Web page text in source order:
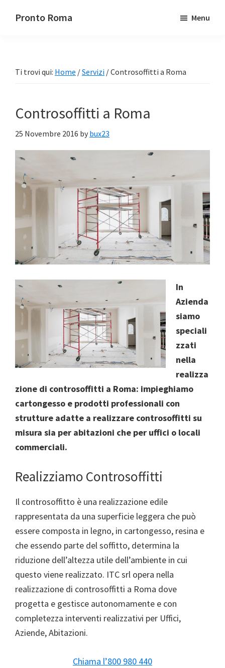
Pronto Roma Menu
Ti trovi qui: Home /Servizi /Controsoffitti a Roma
Controsoffitti a Roma
25 Novembre 2016 by bux23
In
Azienda
siamo
speciali
zzati
nella
realizza
zione di controsoffitti a Roma: impieghiamo
cartongesso e prodotti professionali con
strutture adatte a realizzare controsoffitti su
misura sia per abitazioni che per uffici o locali
commerciali.
Realizziamo Controsoffitti
Il controsoffitto è una realizzazione edile
rappresentata da una superficie leggera che può
essere composta in legno, in cartongesso, resina e
che essendo parte del soffitto, determina la
riduzione dell’altezza utile dell’ambiente in cui
questo viene realizzato. ITC srl opera nella
realizzazione di controsoffitti a Roma dove
progetta e gestisce autonomamente e con
completezza interventi realizzativi per Uffici,
Aziende, Abitazioni.
Chiama l’800 980 440